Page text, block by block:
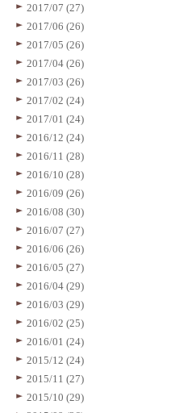
2017/07 (27)
2017/06 (26)
2017/05 (26)
2017/04 (26)
2017/03 (26)
2017/02 (24)
2017/01 (24)
2016/12 (24)
2016/11 (28)
2016/10 (28)
2016/09 (26)
2016/08 (30)
2016/07 (27)
2016/06 (26)
2016/05 (27)
2016/04 (29)
2016/03 (29)
2016/02 (25)
2016/01 (24)
2015/12 (24)
2015/11 (27)
2015/10 (29)